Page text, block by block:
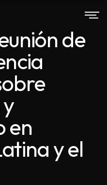
de
en
y el